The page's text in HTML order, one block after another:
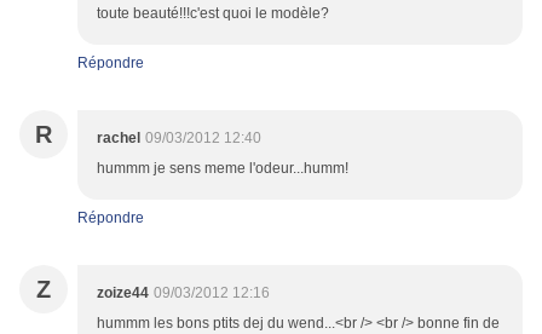
toute beauté!!!c'est quoi le modèle?
Répondre
R rachel 09/03/2012 12:40
hummm je sens meme l'odeur...humm!
Répondre
Z zoize44 09/03/2012 12:16
hummm les bons ptits dej du wend...<br /> <br /> bonne fin de